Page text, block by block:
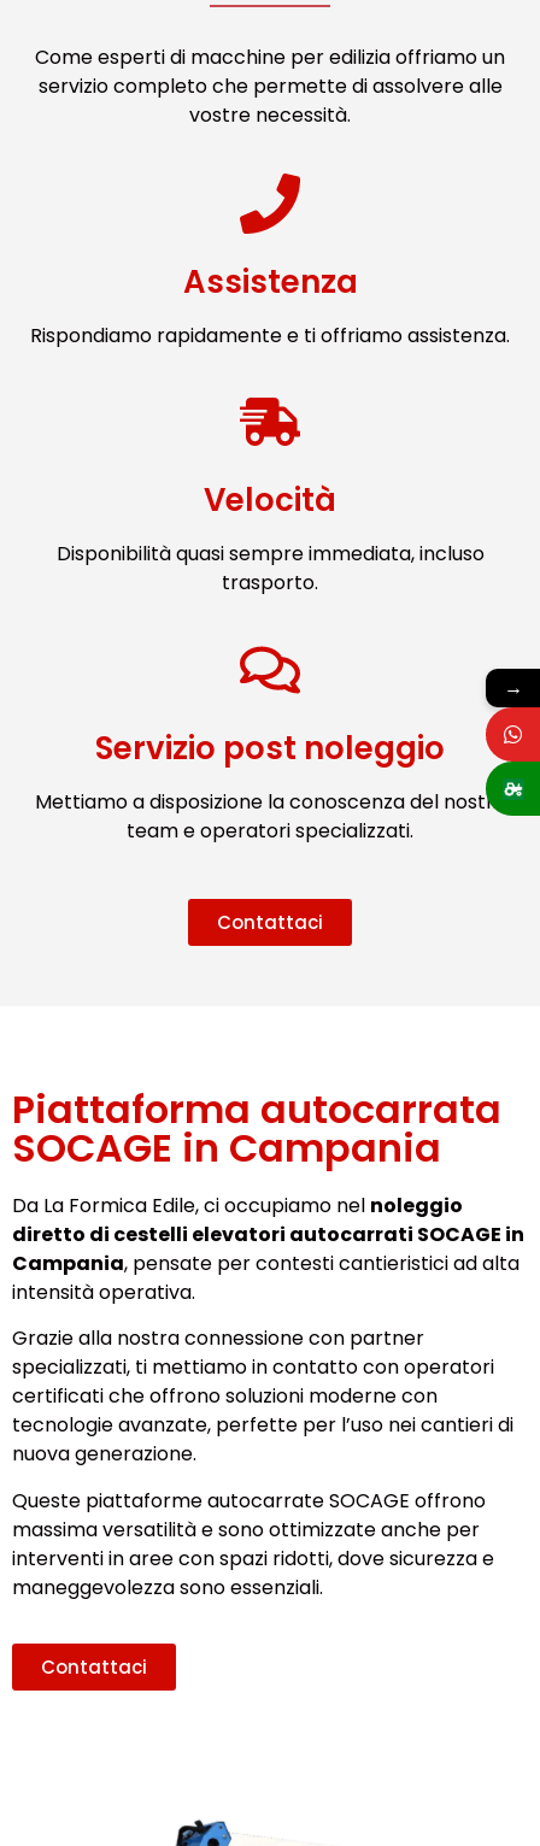
Come esperti di macchine per edilizia offriamo un
servizio completo che permette di assolvere alle
vostre necessità.
Assistenza
Rispondiamo rapidamente e ti offriamo assistenza.
Velocità
Disponibilità quasi sempre immediata, incluso
trasporto.
Servizio post noleggio
Mettiamo a disposizione la conoscenza del nostro
team e operatori specializzati.
Contattaci
Piattaforma autocarrata
SOCAGE in Campania
Da La Formica Edile, ci occupiamo nel noleggio
diretto di cestelli elevatori autocarrati SOCAGE in
Campania, pensate per contesti cantieristici ad alta
intensità operativa.
Grazie alla nostra connessione con partner
specializzati, ti mettiamo in contatto con operatori
certificati che offrono soluzioni moderne con
tecnologie avanzate, perfette per l’uso nei cantieri di
nuova generazione.
Queste piattaforme autocarrate SOCAGE offrono
massima versatilità e sono ottimizzate anche per
interventi in aree con spazi ridotti, dove sicurezza e
maneggevolezza sono essenziali.
Contattaci
→